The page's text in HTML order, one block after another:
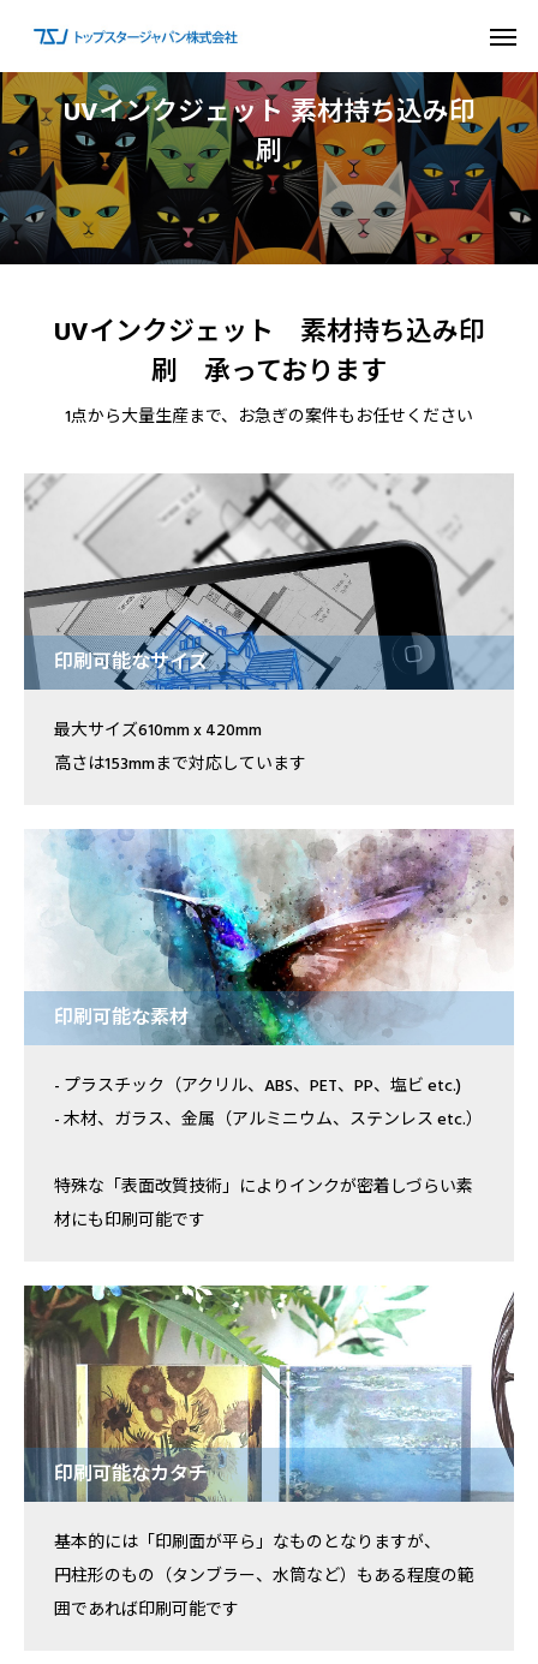
UVインクジェット素材持ち込み印
刷
UVインクジェット 素材持ち込み印
刷 承っております
1点から大量生産まで、お急ぎの案件もお任せください
印刷可能なサイズ
最大サイズ610mm x 420mm
高さは153mmまで対応しています
印刷可能な素材
- プラスチック（アクリル、ABS、PET、PP、塩ビ etc.)
- 木材、ガラス、金属（アルミニウム、ステンレス etc.）
特殊な「表面改質技術」によりインクが密着しづらい素
材にも印刷可能です
印刷可能なカタチ
基本的には「印刷面が平ら」なものとなりますが、
円柱形のもの（タンブラー、水筒など）もある程度の範
囲であれば印刷可能です